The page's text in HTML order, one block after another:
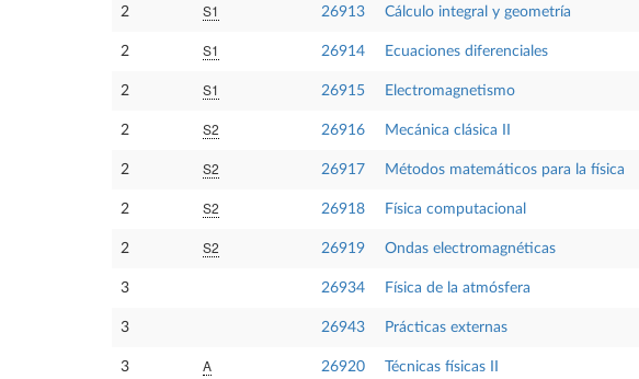
2 S1 26913 Cálculo integral y geometría
2 S1 26914 Ecuaciones diferenciales
2 S1 26915 Electromagnetismo
2 S2 26916 Mecánica clásica II
2 S2 26917 Métodos matemáticos para la física
2 S2 26918 Física computacional
2 S2 26919 Ondas electromagnéticas
3 26934 Física de la atmósfera
3 26943 Prácticas externas
3 A 26920 Técnicas físicas II